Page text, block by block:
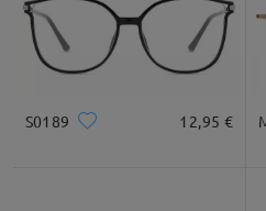
S0189 12,95 €